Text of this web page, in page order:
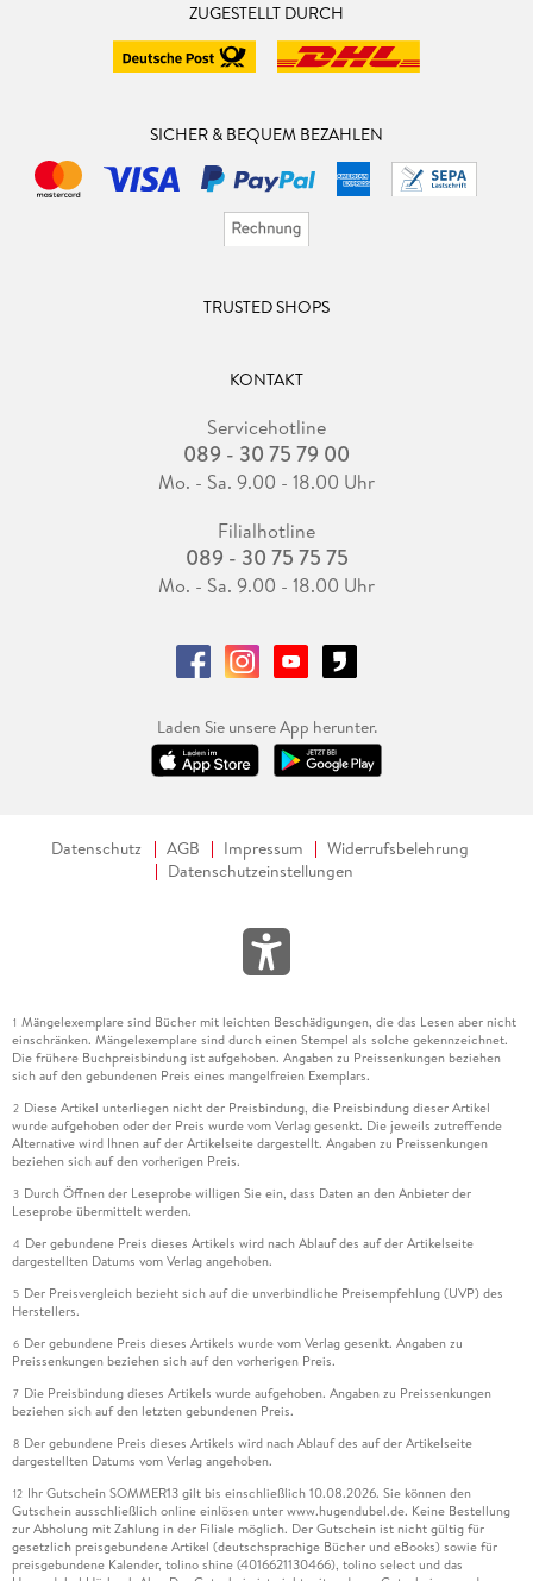
ZUGESTELLT DURCH
SICHER & BEQUEM BEZAHLEN
TRUSTED SHOPS
KONTAKT
Servicehotline
089 - 30 75 79 00
Mo. - Sa. 9.00 - 18.00 Uhr
Filialhotline
089 - 30 75 75 75
Mo. - Sa. 9.00 - 18.00 Uhr
Laden Sie unsere App herunter.
Datenschutz AGB Impressum
Widerrufsbelehrung
Datenschutzeinstellungen
1 Mängelexemplare sind Bücher mit leichten Beschädigungen, die das Lesen aber nicht
einschränken. Mängelexemplare sind durch einen Stempel als solche gekennzeichnet.
Die frühere Buchpreisbindung ist aufgehoben. Angaben zu Preissenkungen beziehen
sich auf den gebundenen Preis eines mangelfreien Exemplars.
2 Diese Artikel unterliegen nicht der Preisbindung, die Preisbindung dieser Artikel
wurde aufgehoben oder der Preis wurde vom Verlag gesenkt. Die jeweils zutreffende
Alternative wird Ihnen auf der Artikelseite dargestellt. Angaben zu Preissenkungen
beziehen sich auf den vorherigen Preis.
3 Durch Öffnen der Leseprobe willigen Sie ein, dass Daten an den Anbieter der
Leseprobe übermittelt werden.
4 Der gebundene Preis dieses Artikels wird nach Ablauf des auf der Artikelseite
dargestellten Datums vom Verlag angehoben.
5 Der Preisvergleich bezieht sich auf die unverbindliche Preisempfehlung (UVP) des
Herstellers.
6 Der gebundene Preis dieses Artikels wurde vom Verlag gesenkt. Angaben zu
Preissenkungen beziehen sich auf den vorherigen Preis.
7 Die Preisbindung dieses Artikels wurde aufgehoben. Angaben zu Preissenkungen
beziehen sich auf den letzten gebundenen Preis.
8 Der gebundene Preis dieses Artikels wird nach Ablauf des auf der Artikelseite
dargestellten Datums vom Verlag angehoben.
12 Ihr Gutschein SOMMER13 gilt bis einschließlich 10.08.2026. Sie können den
Gutschein ausschließlich online einlösen unter www.hugendubel.de. Keine Bestellung
zur Abholung mit Zahlung in der Filiale möglich. Der Gutschein ist nicht gültig für
gesetzlich preisgebundene Artikel (deutschsprachige Bücher und eBooks) sowie für
preisgebundene Kalender, tolino shine (4016621130466), tolino select und das